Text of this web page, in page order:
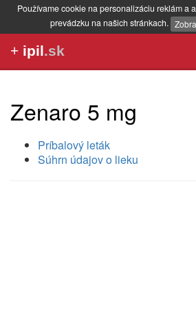
Používame cookie na personalizáciu reklám a
prevádzku na našich stránkach.
+ ipil.sk
Zenaro 5 mg
Príbalový leták
Súhrn údajov o lieku